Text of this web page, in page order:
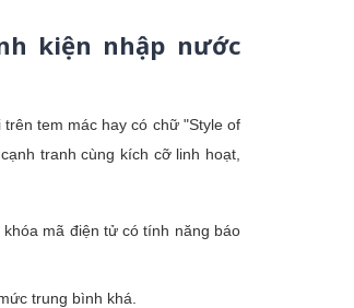
kiện nhập nước
tem mác hay có chữ "Style of
tranh cùng kích cỡ linh hoạt,
mã điện tử có tính năng báo
trung bình khá.